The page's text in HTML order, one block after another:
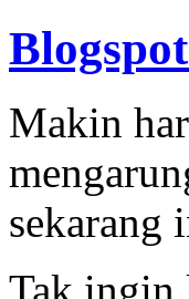
Makin
sekarang